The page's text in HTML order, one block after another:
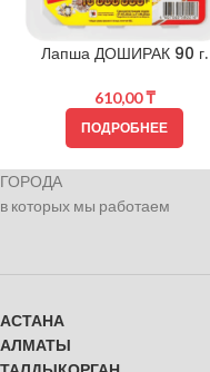
Лапша ДОШИРАК 90 г.
610,00₸
ПОДРОБНЕЕ
ГОРОДА
в которых мы работаем
АСТАНА
АЛМАТЫ